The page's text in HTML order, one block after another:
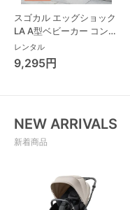
スゴカル エッグショック
LA A型ベビーカー コンビ
(Combi)
レンタル
9,295円
NEW ARRIVALS
新着商品